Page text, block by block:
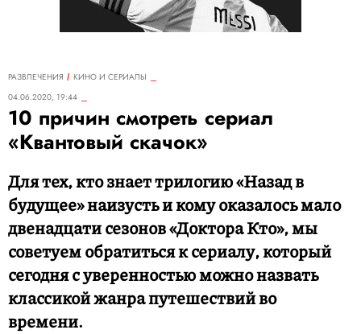
РАЗВЛЕЧЕНИЯ
КИНО И СЕРИАЛЫ
04.06.2020, 19:44
10 причин смотреть сериал
«Квантовый скачок»
Для тех, кто знает трилогию «Назад в
будущее» наизусть и кому оказалось мало
двенадцати сезонов «Доктора Кто», мы
советуем обратиться к сериалу, который
сегодня с уверенностью можно назвать
классикой жанра путешествий во
времени.